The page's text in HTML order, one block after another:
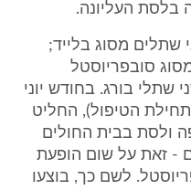
בלסת העליונה.
שתלים מסוג בלייד;
סובפריוסטל
שתלי בורג. בחודש יוני
תחילת הטיפול), החליט
פה ולסת בבית החולים
- זאת על שום הופעת
לשם כך, בוצעו